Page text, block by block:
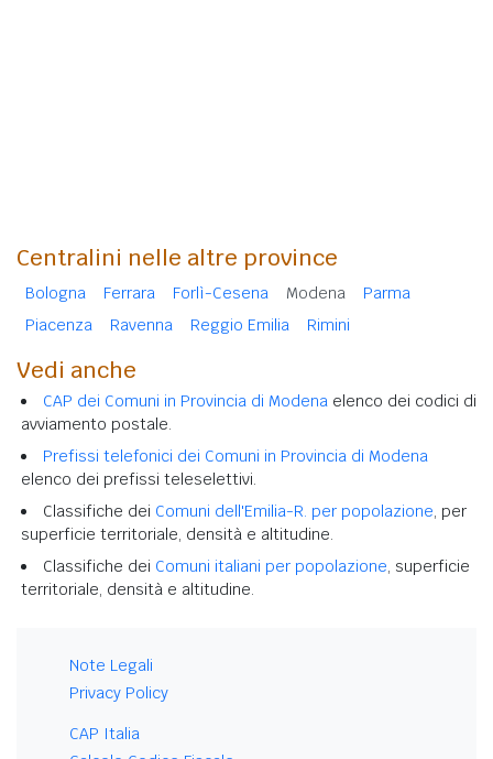
Centralini nelle altre province
Bologna Ferrara Forlì-Cesena Modena
Parma
Piacenza
Ravenna Reggio Emilia Rimini
Vedi anche
CAP dei Comuni in Provincia di Modena elenco dei codici di
avviamento postale.
Prefissi telefonici dei Comuni in Provincia di Modena
elenco dei prefissi teleselettivi.
Classifiche dei Comuni dell'Emilia-R. per popolazione, per
superficie territoriale, densità e altitudine.
Classifiche dei Comuni italiani per popolazione, superficie
territoriale, densità e altitudine.
Note Legali
Privacy Policy
CAP Italia